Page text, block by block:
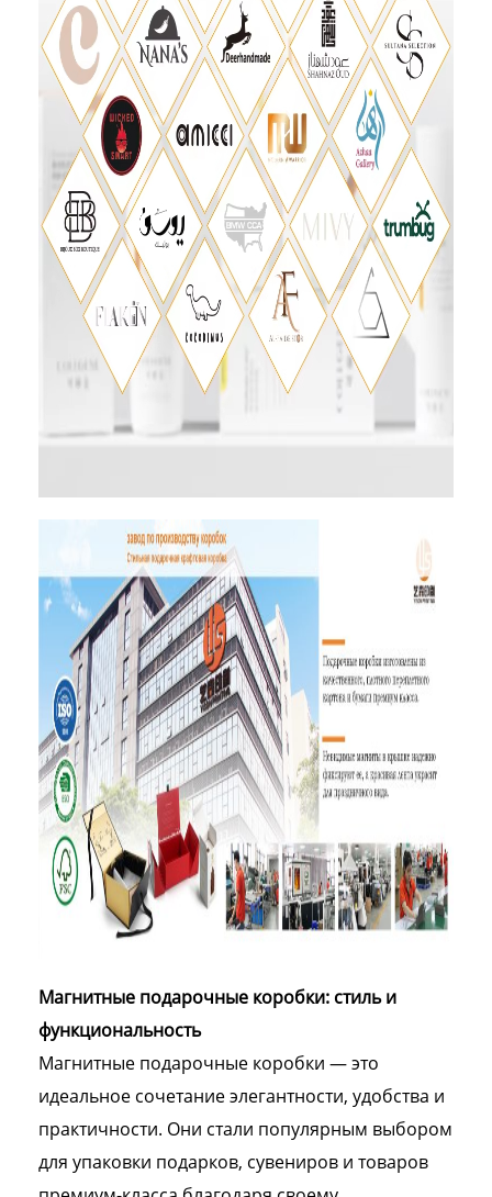
Магнитные подарочные коробки: стиль и
функциональность
Магнитные подарочные коробки — это
идеальное сочетание элегантности, удобства и
практичности. Они стали популярным выбором
для упаковки подарков, сувениров и товаров